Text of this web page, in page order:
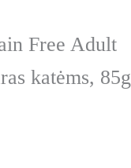
Free Adult
katėms, 85g